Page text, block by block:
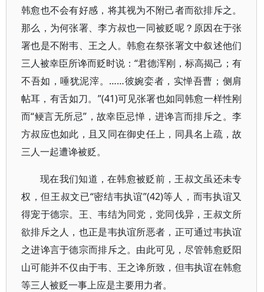
韩愈也不会有好感，将其视为不附己者而欲排斥之。
那么，为何张署、李方叔也一同被贬呢？原因在于张
署也是不附韦、王之人。韩愈在祭张署文中叙述他们
三人被幸臣所谗而贬时说：“君德浑刚，标高揭己；有
不吾如，唾犹泥滓。……彼婉娈者，实惮吾曹；侧肩
帖耳，有舌如刀。”(41)可见张署也如同韩愈一样性刚
而“鲠言无所忌”，故幸臣忌惮，进谗言而排斥之。李
方叔应也如此，且又同在御史任上，同具名上疏，故
三人一起遭谗被贬。
现在我们知道，在韩愈被贬前，王叔文虽还未专
权，但王叔文已“密结韦执谊”(42)等人，而韦执谊又
得宠于德宗。王、韦结为同党，党同伐异，王叔文所
欲排斥之人，也正是韦执谊所恶者，正可通过韦执谊
之进谗言于德宗而排斥之。由此可见，尽管韩愈贬阳
山可能并不仅由于韦、王之谗所致，但韦执谊在韩愈
等三人被贬一事上应是主要用力者。